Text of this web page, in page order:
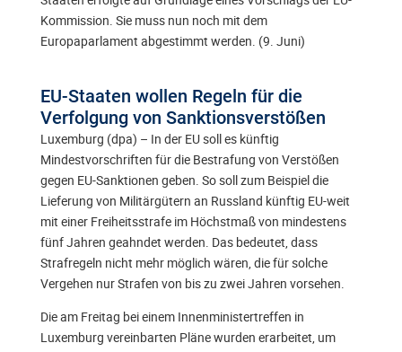
Kommission. Sie muss nun noch mit dem
Europaparlament abgestimmt werden. (9. Juni)
EU-Staaten wollen Regeln für die
Verfolgung von Sanktionsverstößen
Luxemburg (dpa) – In der EU soll es künftig
Mindestvorschriften für die Bestrafung von Verstößen
gegen EU-Sanktionen geben. So soll zum Beispiel die
Lieferung von Militärgütern an Russland künftig EU-weit
mit einer Freiheitsstrafe im Höchstmaß von mindestens
fünf Jahren geahndet werden. Das bedeutet, dass
Strafregeln nicht mehr möglich wären, die für solche
Vergehen nur Strafen von bis zu zwei Jahren vorsehen.
Die am Freitag bei einem Innenministertreffen in
Luxemburg vereinbarten Pläne wurden erarbeitet, um